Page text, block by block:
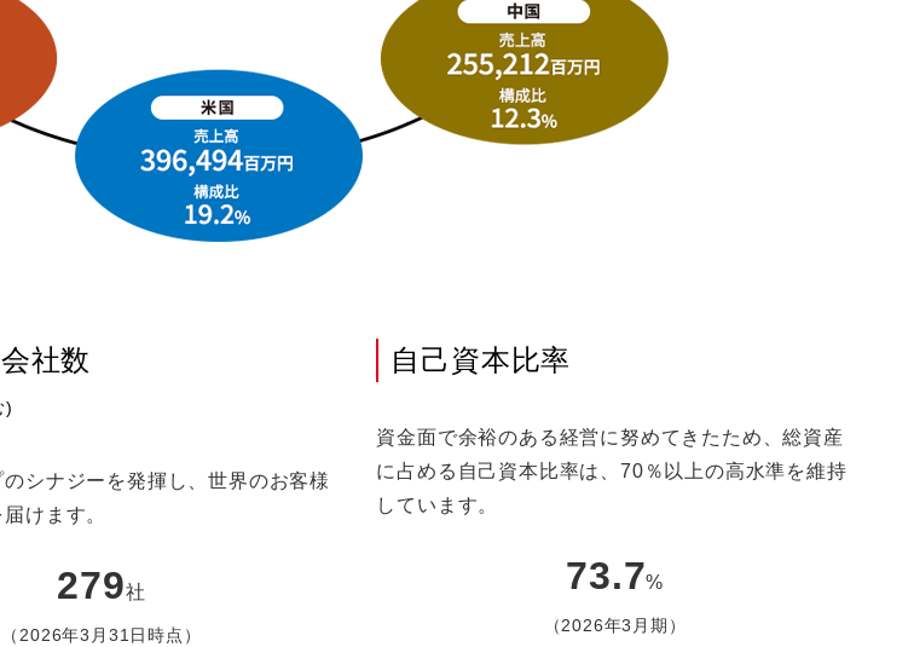
社数
)
シナジーを発揮し、世界のお客様
けます。
279社
（2026年3月31日時点）
自己資本比率
資金面で余裕のある経営に努めてきたため、総資産
に占める自己資本比率は、70％以上の高水準を維持
しています。
73.7%
（2026年3月期）